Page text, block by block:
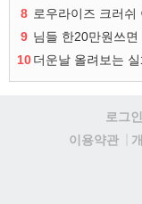
8 로우라이즈 크러쉬
9 님들 한20만원쓰
10더운날 올려보는
로그인
이용약관